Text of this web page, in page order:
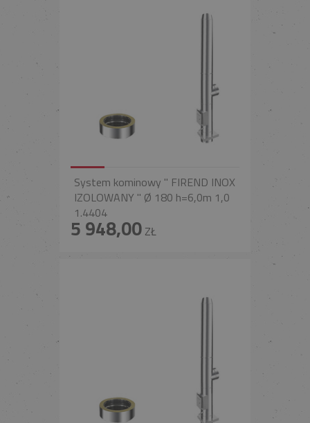
System kominowy " FIREND INOX
IZOLOWANY " Ø 180 h=6,0m 1,0
1.4404
5 948,00ZŁ